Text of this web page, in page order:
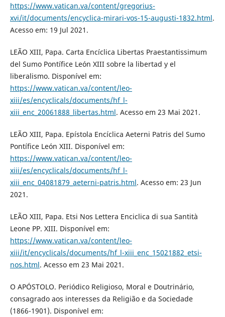
https://www.vatican.va/content/gregorius-
xvi/it/documents/encyclica-mirari-vos-15-augusti-1832.html.
Acesso em: 19 Jul 2021.
LEÃO XIII, Papa. Carta Encíclica Libertas Praestantissimum
del Sumo Pontífice León XIII sobre la libertad y el
liberalismo. Disponível em:
https://www.vatican.va/content/leo-
xiii/es/encyclicals/documents/hf_l-
xiii_enc_20061888_libertas.html. Acesso em 23 Mai 2021.
LEÃO XIII, Papa. Epístola Encíclica Aeterni Patris del Sumo
Pontífice León XIII. Disponível em:
https://www.vatican.va/content/leo-
xiii/es/encyclicals/documents/hf_l-
xiii_enc_04081879_aeterni-patris.html. Acesso em: 23 Jun
2021.
LEÃO XIII, Papa. Etsi Nos Lettera Enciclica di sua Santità
Leone PP. XIII. Disponível em:
https://www.vatican.va/content/leo-
xiii/it/encyclicals/documents/hf_l-xiii_enc_15021882_etsi-
nos.html. Acesso em 23 Mai 2021.
O APÓSTOLO. Periódico Religioso, Moral e Doutrinário,
consagrado aos interesses da Religião e da Sociedade
(1866-1901). Disponível em: